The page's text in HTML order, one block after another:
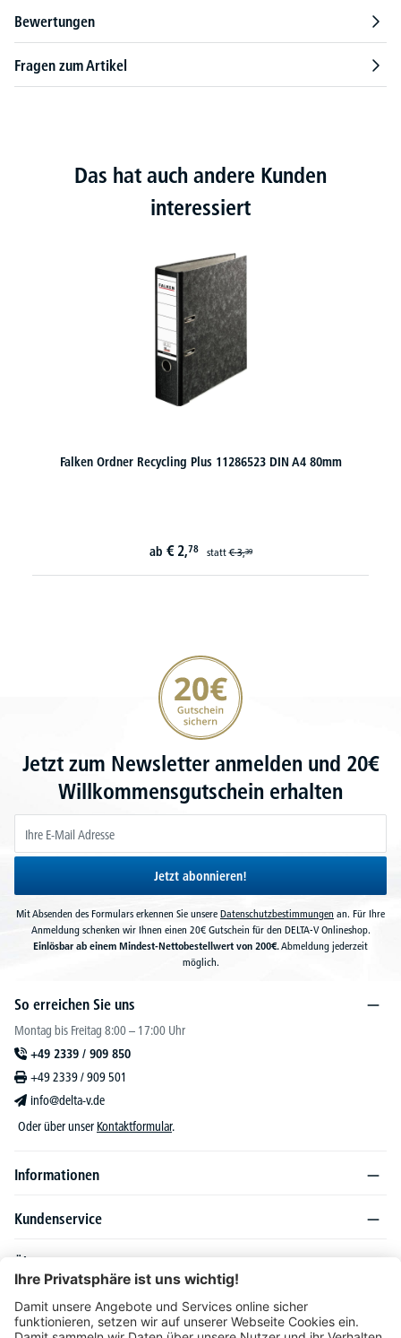
Bewertungen
Fragen zum Artikel
Das hat auch andere Kunden
interessiert
Falken Ordner Recycling Plus 11286523 DIN A4 80mm
ab € 2,78 statt€ 3,39
20€ Gutschein sichern
Jetzt zum Newsletter anmelden und 20€
Willkommensgutschein erhalten
Jetzt abonnieren!
Mit Absenden des Formulars erkennen Sie unsere Datenschutzbestimmungen an. Für Ihre
Anmeldung schenken wir Ihnen einen 20€ Gutschein für den DELTA-V Onlineshop.
Einlösbar ab einem Mindest-Nettobestellwert von 200€.Abmeldung jederzeit
möglich.
So erreichen Sie uns
Montag bis Freitag 8:00 – 17:00 Uhr
+49 2339 / 909 850
+49 2339 / 909 501
info@delta-v.de
Oder über unser Kontaktformular.
Informationen
Kundenservice
Über DELTA-V
Produktsortiment